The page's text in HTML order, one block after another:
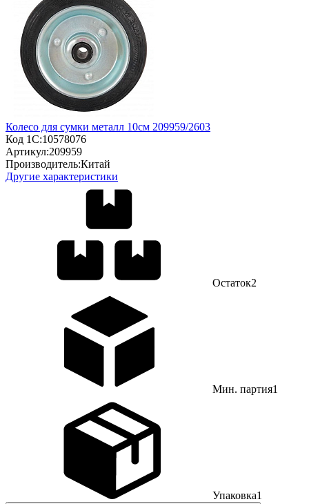
Колесо для сумки металл 10см 209959/2603
Код 1С:10578076
Артикул:209959
Производитель:Китай
Другие характеристики
Остаток2
Мин. партия1
Упаковка1